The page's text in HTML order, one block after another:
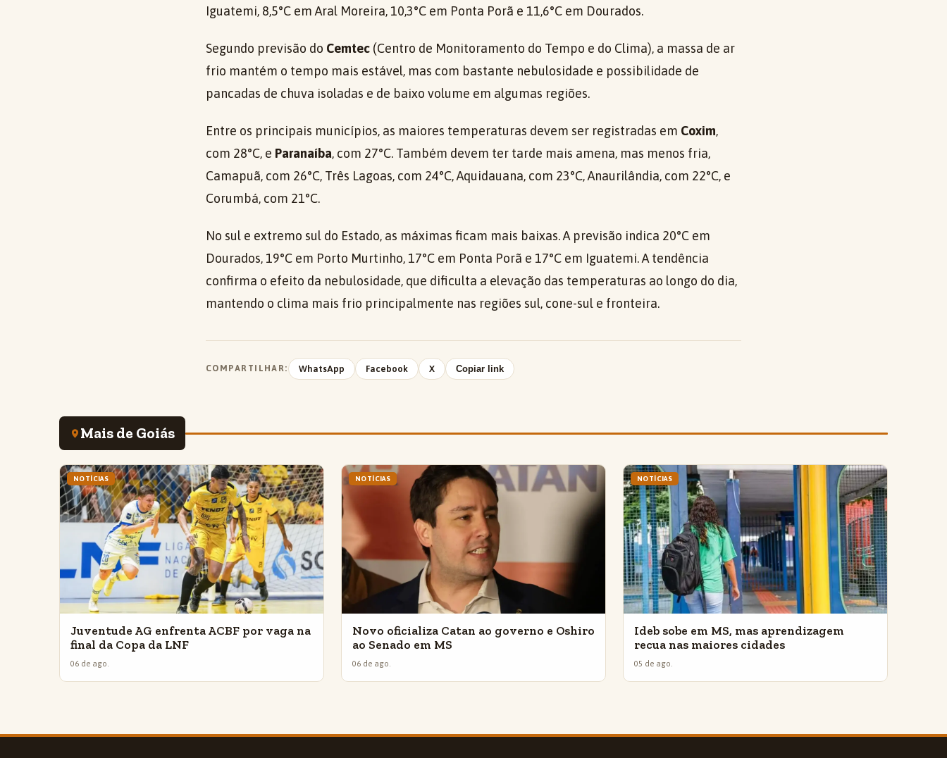
Iguatemi, 8,5°C em Aral Moreira, 10,3°C em Ponta Porã e 11,6°C em Dourados.
Segundo previsão do Cemtec (Centro de Monitoramento do Tempo e do Clima), a massa de ar
frio mantém o tempo mais estável, mas com bastante nebulosidade e possibilidade de
pancadas de chuva isoladas e de baixo volume em algumas regiões.
Entre os principais municípios, as maiores temperaturas devem ser registradas em Coxim,
com 28°C, e Paranaíba, com 27°C. Também devem ter tarde mais amena, mas menos fria,
Camapuã, com 26°C, Três Lagoas, com 24°C, Aquidauana, com 23°C, Anaurilândia, com 22°C, e
Corumbá, com 21°C.
No sul e extremo sul do Estado, as máximas ficam mais baixas. A previsão indica 20°C em
Dourados, 19°C em Porto Murtinho, 17°C em Ponta Porã e 17°C em Iguatemi. A tendência
confirma o efeito da nebulosidade, que dificulta a elevação das temperaturas ao longo do dia,
mantendo o clima mais frio principalmente nas regiões sul, cone-sul e fronteira.
COMPARTILHAR: WhatsApp Facebook X Copiar link
Mais de Goiás
NOTÍCIAS
Juventude AG enfrenta ACBF por vaga na
final da Copa da LNF
06 de ago.
NOTÍCIAS
Novo oficializa Catan ao governo e Oshiro
ao Senado em MS
06 de ago.
NOTÍCIAS
Ideb sobe em MS, mas aprendizagem
recua nas maiores cidades
05 de ago.